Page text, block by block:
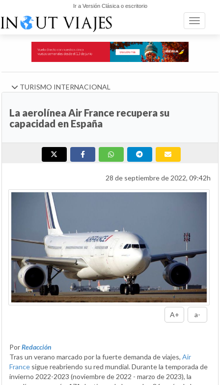
Ir a Versión Clásica o escritorio
Toggle
TURISMO INTERNACIONAL
La aerolínea Air France recupera su
capacidad en España
28 de septiembre de 2022, 09:42h
A+ a-
PorRedacción
Tras un verano marcado por la fuerte demanda de viajes, Air
France sigue reabriendo su red mundial. Durante la temporada de
invierno 2022-2023 (noviembre de 2022 - marzo de 2023), la